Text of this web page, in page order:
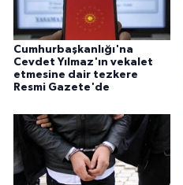
Cumhurbaşkanlığı'na
Cevdet Yılmaz'ın vekalet
etmesine dair tezkere
Resmi Gazete'de